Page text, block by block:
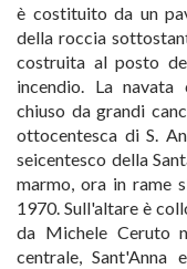
è costituito da un
della roccia
costruita al posto
incendio. La
chiuso da grandi
ottocentesca di S.
seicentesco della
marmo, ora in rame
1970. Sull'altare è
da Michele Ceruto
centrale, Sant'Anna